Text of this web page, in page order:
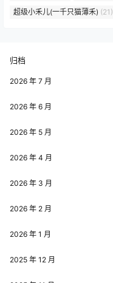
超级小禾儿(一千只猫薄禾) (21)
归档
2026 年 7 月
2026 年 6 月
2026 年 5 月
2026 年 4 月
2026 年 3 月
2026 年 2 月
2026 年 1 月
2025 年 12 月